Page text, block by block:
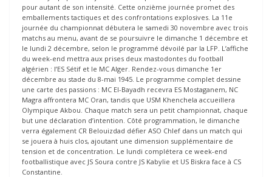
pour autant de son intensité. Cette onzième journée promet des
emballements tactiques et des confrontations explosives. La 11e
journée du championnat débutera le samedi 30 novembre avec trois
matchs au menu, avant de se poursuivre le dimanche 1 décembre et
le lundi 2 décembre, selon le programmé dévoilé par la LFP. L’affiche
du week-end mettra aux prises deux mastodontes du football
algérien : l’ES Sétif et le MC Alger. Rendez-vous dimanche 1er
décembre au stade du 8-mai 1945. Le programme complet dessine
une carte des passions : MC El-Bayadh recevra ES Mostaganem, NC
Magra affrontera MC Oran, tandis que USM Khenchela accueillera
Olympique Akbou. Chaque match sera un petit championnat, chaque
but une déclaration d’intention. Côté programmation, le dimanche
verra également CR Belouizdad défier ASO Chlef dans un match qui
se jouera à huis clos, ajoutant une dimension supplémentaire de
tension et de concentration. Le lundi complétera ce week-end
footballistique avec JS Soura contre JS Kabylie et US Biskra face à CS
Constantine.